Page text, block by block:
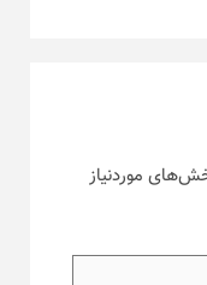
موردنیاز